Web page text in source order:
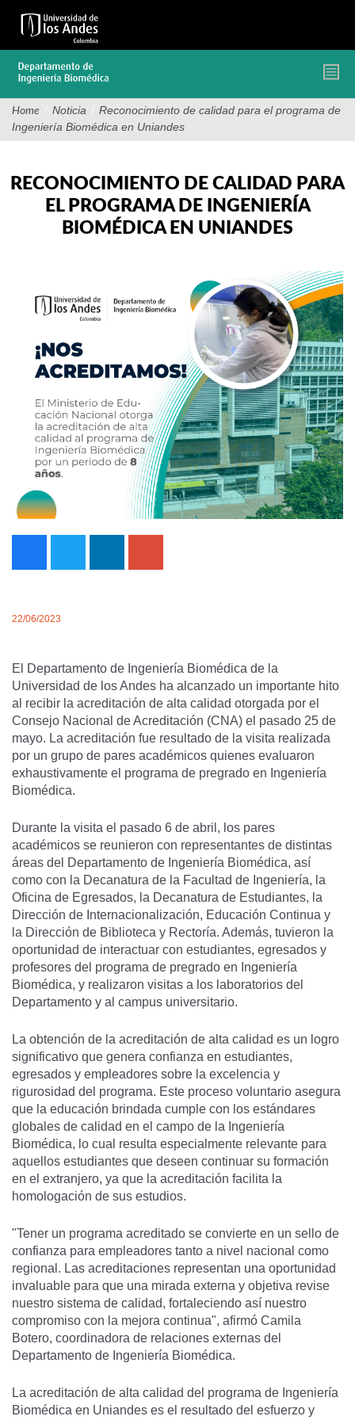
contenido
Home / Noticia / Reconocimiento de calidad para el programa de
Ingeniería Biomédica en Uniandes
RECONOCIMIENTO DE CALIDAD PARA
EL PROGRAMA DE INGENIERÍA
BIOMÉDICA EN UNIANDES
22/06/2023
El Departamento de Ingeniería Biomédica de la
Universidad de los Andes ha alcanzado un importante hito
al recibir la acreditación de alta calidad otorgada por el
Consejo Nacional de Acreditación (CNA) el pasado 25 de
mayo. La acreditación fue resultado de la visita realizada
por un grupo de pares académicos quienes evaluaron
exhaustivamente el programa de pregrado en Ingeniería
Biomédica.
Durante la visita el pasado 6 de abril, los pares
académicos se reunieron con representantes de distintas
áreas del Departamento de Ingeniería Biomédica, así
como con la Decanatura de la Facultad de Ingeniería, la
Oficina de Egresados, la Decanatura de Estudiantes, la
Dirección de Internacionalización, Educación Continua y
la Dirección de Biblioteca y Rectoría. Además, tuvieron la
oportunidad de interactuar con estudiantes, egresados y
profesores del programa de pregrado en Ingeniería
Biomédica, y realizaron visitas a los laboratorios del
Departamento y al campus universitario.
La obtención de la acreditación de alta calidad es un logro
significativo que genera confianza en estudiantes,
egresados y empleadores sobre la excelencia y
rigurosidad del programa. Este proceso voluntario asegura
que la educación brindada cumple con los estándares
globales de calidad en el campo de la Ingeniería
Biomédica, lo cual resulta especialmente relevante para
aquellos estudiantes que deseen continuar su formación
en el extranjero, ya que la acreditación facilita la
homologación de sus estudios.
"Tener un programa acreditado se convierte en un sello de
confianza para empleadores tanto a nivel nacional como
regional. Las acreditaciones representan una oportunidad
invaluable para que una mirada externa y objetiva revise
nuestro sistema de calidad, fortaleciendo así nuestro
compromiso con la mejora continua", afirmó Camila
Botero, coordinadora de relaciones externas del
Departamento de Ingeniería Biomédica.
La acreditación de alta calidad del programa de Ingeniería
Biomédica en Uniandes es el resultado del esfuerzo y